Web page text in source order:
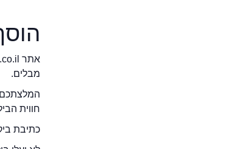
מבלים.
המלצתכם
חווית
כתיבת